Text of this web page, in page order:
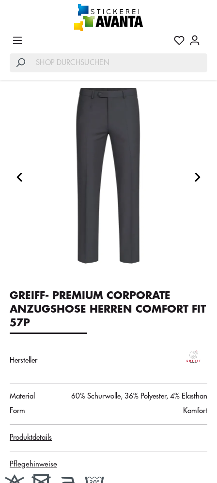
GREIFF- PREMIUM CORPORATE
ANZUGSHOSE HERREN COMFORT FIT
57P
Hersteller
Material
60% Schurwolle, 36% Polyester, 4% Elasthan
Form
Komfort
Produktdetails
Pflegehinweise